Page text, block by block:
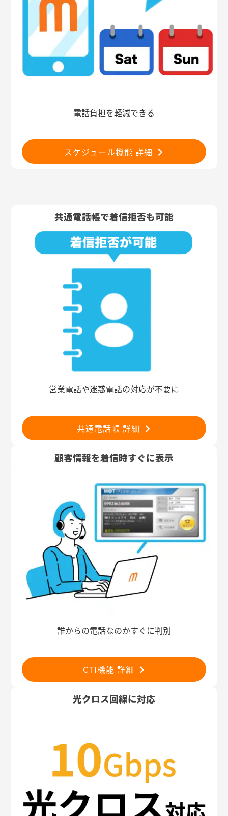
電話負担を軽減できる
スケジュール機能 詳細
共通電話帳で着信拒否も可能
営業電話や迷惑電話の対応が不要に
共通電話帳 詳細
顧客情報を着信時すぐに表示
誰からの電話なのかすぐに判別
CTI機能 詳細
光クロス回線に対応